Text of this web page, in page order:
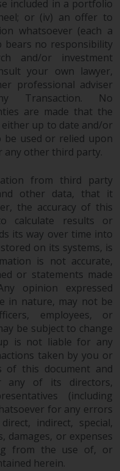
bleibt
Kraft und
darf
in
©
included in a portfolio
or (iv) an offer to
whatsoever (each a
bears no responsibility
and/or investment
your own lawyer,
professional adviser
Transaction. No
are made that the
up to date and/or
be used or relied upon
any other third party.
from third party
other data, that it
the accuracy of this
calculate results or
its way over time into
on its systems, is
is not accurate,
or statements made
opinion expressed
in nature, may not be
employees, or
be subject to change
is not liable for any
taken by you or
of this document and
any of its directors,
(including
for any errors
indirect, special,
damages, or expenses
from the use of, or
herein.